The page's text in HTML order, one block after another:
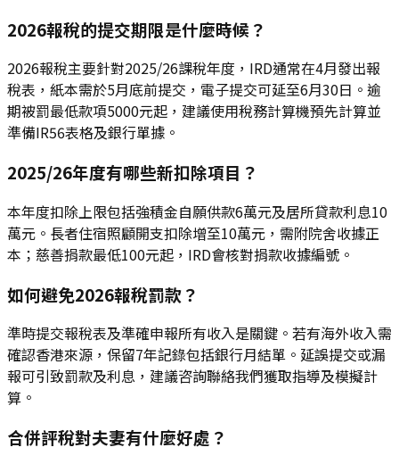
2026報稅的提交期限是什麼時候？
2026報稅主要針對2025/26課稅年度，IRD通常在4月發出報
稅表，紙本需於5月底前提交，電子提交可延至6月30日。逾
期被罰最低款項5000元起，建議使用稅務計算機預先計算並
準備IR56表格及銀行單據。
2025/26年度有哪些新扣除項目？
本年度扣除上限包括強積金自願供款6萬元及居所貸款利息10
萬元。長者住宿照顧開支扣除增至10萬元，需附院舍收據正
本；慈善捐款最低100元起，IRD會核對捐款收據編號。
如何避免2026報稅罰款？
準時提交報稅表及準確申報所有收入是關鍵。若有海外收入需
確認香港來源，保留7年記錄包括銀行月結單。延誤提交或漏
報可引致罰款及利息，建議咨詢聯絡我們獲取指導及模擬計
算。
合併評稅對夫妻有什麼好處？